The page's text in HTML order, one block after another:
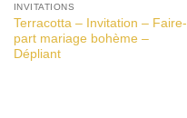
INVITATIONS
Terracotta – Invitation – Faire-
part mariage bohème –
Dépliant